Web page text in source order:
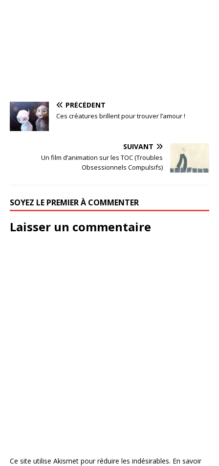
PRÉCÉDENT
Ces créatures brillent pour trouver l’amour !
SUIVANT
Un film d’animation sur les TOC (Troubles
Obsessionnels Compulsifs)
SOYEZ LE PREMIER À COMMENTER
Laisser un commentaire
Ce site utilise Akismet pour réduire les indésirables. En savoir